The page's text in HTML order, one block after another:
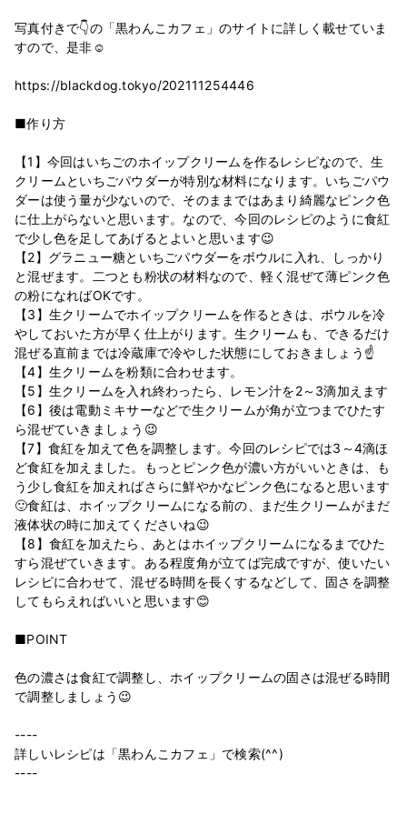
写真付きで👇の「黒わんこカフェ」のサイトに詳しく載せていま
すので、是非☺️
https://blackdog.tokyo/202111254446
■作り方
【1】今回はいちごのホイップクリームを作るレシピなので、生
クリームといちごパウダーが特別な材料になります。いちごパウ
ダーは使う量が少ないので、そのままではあまり綺麗なピンク色
に仕上がらないと思います。なので、今回のレシピのように食紅
で少し色を足してあげるとよいと思います😉
【2】グラニュー糖といちごパウダーをボウルに入れ、しっかり
と混ぜます。二つとも粉状の材料なので、軽く混ぜて薄ピンク色
の粉になればOKです。
【3】生クリームでホイップクリームを作るときは、ボウルを冷
やしておいた方が早く仕上がります。生クリームも、できるだけ
混ぜる直前までは冷蔵庫で冷やした状態にしておきましょう☝
【4】生クリームを粉類に合わせます。
【5】生クリームを入れ終わったら、レモン汁を2～3滴加えます
【6】後は電動ミキサーなどで生クリームが角が立つまでひたす
ら混ぜていきましょう😉
【7】食紅を加えて色を調整します。今回のレシピでは3～4滴ほ
ど食紅を加えました。もっとピンク色が濃い方がいいときは、も
う少し食紅を加えればさらに鮮やかなピンク色になると思います
🙂食紅は、ホイップクリームになる前の、まだ生クリームがまだ
液体状の時に加えてくださいね😉
【8】食紅を加えたら、あとはホイップクリームになるまでひた
すら混ぜていきます。ある程度角が立てば完成ですが、使いたい
レシピに合わせて、混ぜる時間を長くするなどして、固さを調整
してもらえればいいと思います😊
■POINT
色の濃さは食紅で調整し、ホイップクリームの固さは混ぜる時間
で調整しましょう😉
----
詳しいレシピは「黒わんこカフェ」で検索(^^)
----